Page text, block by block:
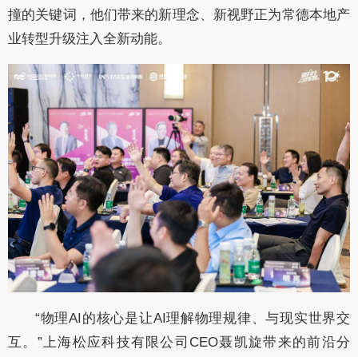
撞的关键词，他们带来的新理念、新视野正为常德本地产
业转型升级注入全新动能。
“物理AI的核心是让AI理解物理规律、与现实世界交
互。”上海松应科技有限公司 CEO聂凯旋带来的前沿分